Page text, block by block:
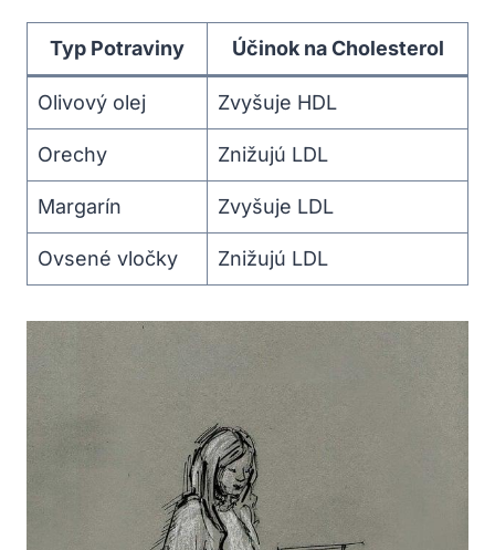
Typ Potraviny Účinok na Cholesterol
Olivový olej Zvyšuje HDL
Orechy Znižujú LDL
Margarín Zvyšuje LDL
Ovsené vločky Znižujú LDL